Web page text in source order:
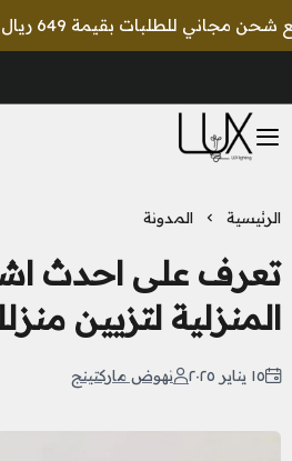
LUX Lighting
الرئيسية المدونة
تعرف على احدث
المنزلية لتزيين
١٥ يناير ٢٠٢٥ نهوض ماركتينج